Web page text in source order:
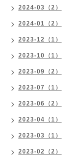
2024-03（2）
2024-01（2）
2023-12（1）
2023-10（1）
2023-09（2）
2023-07（1）
2023-06（2）
2023-04（1）
2023-03（1）
2023-02（2）